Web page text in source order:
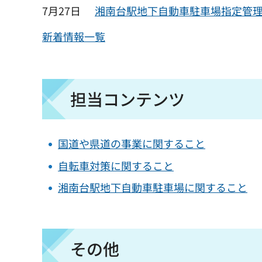
7月27日
湘南台駅地下自動車駐車場指定管
新着情報一覧
担当コンテンツ
国道や県道の事業に関すること
自転車対策に関すること
湘南台駅地下自動車駐車場に関すること
その他